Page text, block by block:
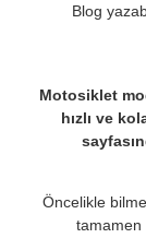
Blog
Motosiklet
hızlı ve
Öncelikle
tamamen